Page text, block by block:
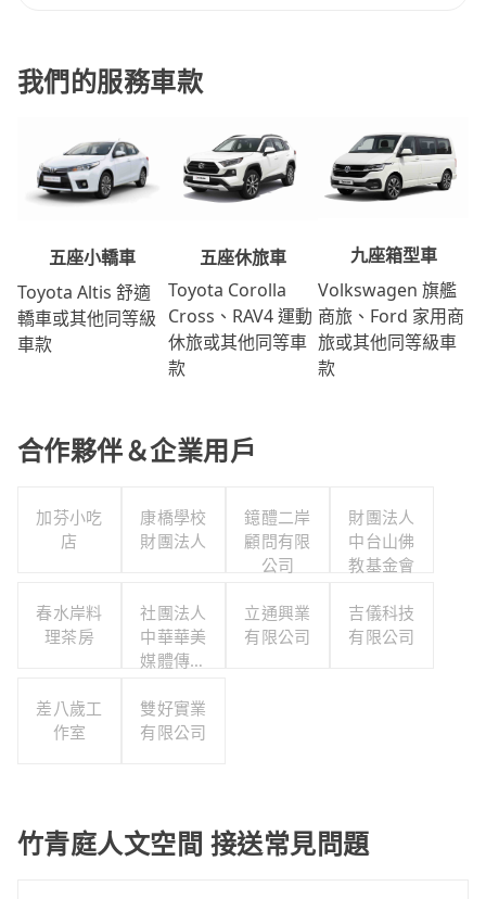
我們的服務車款
五座小轎車
Toyota Altis 舒適
轎車或其他同等級
車款
五座休旅車
Toyota Corolla
Cross、RAV4 運動
休旅或其他同等車
款
九座箱型車
Volkswagen 旗艦
商旅、Ford 家用商
旅或其他同等級車
款
合作夥伴＆企業用戶
加芬小吃
店
康橋學校
財團法人
鐿醴二岸
顧問有限
公司
財團法人
中台山佛
教基金會
春水岸料
理茶房
社團法人
中華華美
媒體傳播
立通興業
有限公司
吉儀科技
有限公司
差八歲工
作室
雙好實業
有限公司
竹青庭人文空間 接送常見問題